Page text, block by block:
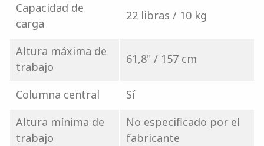
Capacidad de
carga
22 libras / 10 kg
Altura máxima de
trabajo
61,8" / 157 cm
Columna central
Sí
Altura mínima de
trabajo
No especificado por el
fabricante